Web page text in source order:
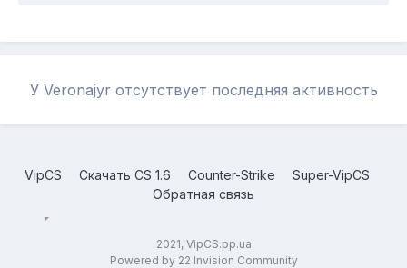
У Veronajyr отсутствует последняя активность
VipCS Скачать CS 1.6 Counter-Strike
Super-VipCS
Обратная связь
2021, VipCS.pp.ua
Powered by 22 Invision Community